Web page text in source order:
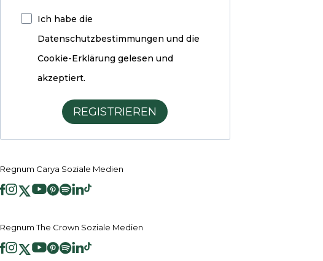
Ich habe die
Datenschutzbestimmungen und die
Cookie-Erklärung gelesen und
akzeptiert.
REGISTRIEREN
Regnum Carya Soziale Medien
Regnum The Crown Soziale Medien